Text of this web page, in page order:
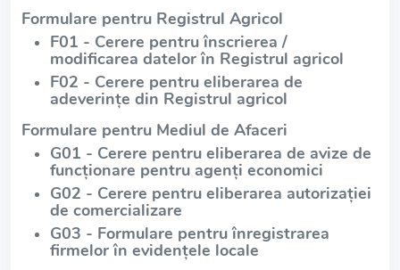
Formulare pentru Registrul Agricol
F01 - Cerere pentru înscrierea /
modificarea datelor în Registrul agricol
F02 - Cerere pentru eliberarea de
adeverințe din Registrul agricol
Formulare pentru Mediul de Afaceri
G01 - Cerere pentru eliberarea de avize de
funcționare pentru agenți economici
G02 - Cerere pentru eliberarea autorizației
de comercializare
G03 - Formulare pentru înregistrarea
firmelor în evidențele locale